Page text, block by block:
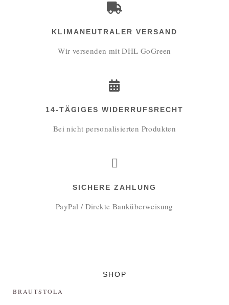
KLIMANEUTRALER VERSAND
Wir versenden mit DHL GoGreen
14-TÄGIGES WIDERRUFSRECHT
Bei nicht personalisierten Produkten
SICHERE ZAHLUNG
PayPal / Direkte Banküberweisung
SHOP
BRAUTSTOLA